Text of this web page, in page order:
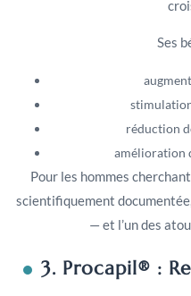
Ses
réduction
amélioration
Pour les hommes
scientifiquement
— et l’un des
3. Procapil® :